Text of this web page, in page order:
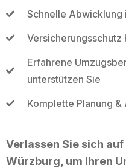
Schnelle Abwicklung
Erfahrene
unterstützen Sie
Komplette Planung
Verlassen Sie sich
Würzburg, um Ihren